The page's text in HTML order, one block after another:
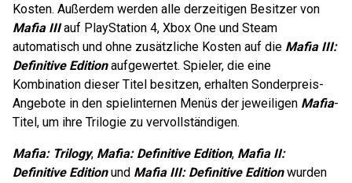
Kosten. Außerdem werden alle derzeitigen Besitzer von
Mafia IIIauf PlayStation 4, Xbox One und Steam
automatisch und ohne zusätzliche Kosten auf die Mafia III:
Definitive Editionaufgewertet. Spieler, die eine
Kombination dieser Titel besitzen, erhalten Sonderpreis-
Angebote in den spielinternen Menüs der jeweiligen Mafia-
Titel, um ihre Trilogie zu vervollständigen.
Mafia: Trilogy, Mafia: Definitive Edition, Mafia II:
Definitive Editionund Mafia III: Definitive Editionwurden